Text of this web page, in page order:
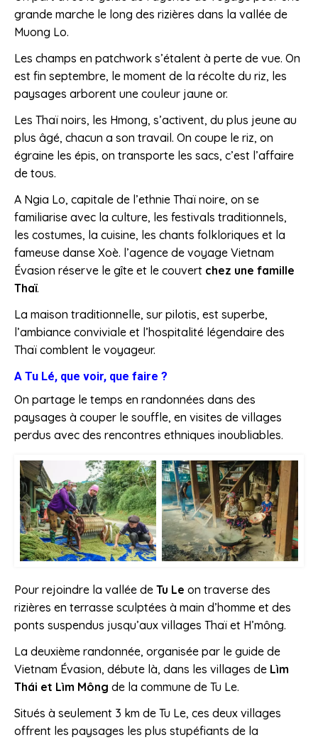
grande marche le long des rizières dans la vallée de
Muong Lo.
Les champs en patchwork s’étalent à perte de vue. On
est fin septembre, le moment de la récolte du riz, les
paysages arborent une couleur jaune or.
Les Thaï noirs, les Hmong, s’activent, du plus jeune au
plus âgé, chacun a son travail. On coupe le riz, on
égraine les épis, on transporte les sacs, c’est l’affaire
de tous.
A Ngia Lo, capitale de l’ethnie Thaï noire, on se
familiarise avec la culture, les festivals traditionnels,
les costumes, la cuisine, les chants folkloriques et la
fameuse danse Xoè. l’agence de voyage Vietnam
Évasion réserve le gîte et le couvert chez une famille
Thaï.
La maison traditionnelle, sur pilotis, est superbe,
l’ambiance conviviale et l’hospitalité légendaire des
Thaï comblent le voyageur.
A Tu Lé, que voir, que faire ?
On partage le temps en randonnées dans des
paysages à couper le souffle, en visites de villages
perdus avec des rencontres ethniques inoubliables.
Pour rejoindre la vallée de Tu Le on traverse des
rizières en terrasse sculptées à main d’homme et des
ponts suspendus jusqu’aux villages Thaï et H’mông.
La deuxième randonnée, organisée par le guide de
Vietnam Évasion, débute là, dans les villages de Lìm
Thái et Lìm Mông de la commune de Tu Le.
Situés à seulement 3 km de Tu Le, ces deux villages
offrent les paysages les plus stupéfiants de la